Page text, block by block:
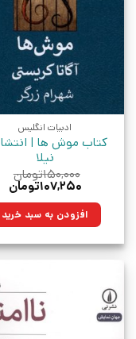
ادبیات انگلیس
کتاب موش‌ ها |
نیلا
۱۵۰,۰۰۰تومان
قیمت
۱۵۰,۰۰۰تومان
بود.
۱۰۷,۲۵۰تومان
افزودن به سبد خرید